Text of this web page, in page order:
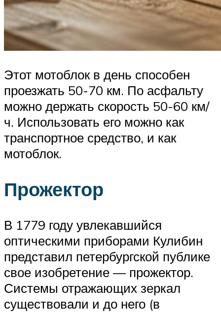
Этот мотоблок в день способен
проезжать 50-70 км. По асфальту
можно держать скорость 50-60 км/
ч. Использовать его можно как
транспортное средство, и как
мотоблок.
Прожектор
В 1779 году увлекавшийся
оптическими приборами Кулибин
представил петербургской публике
свое изобретение — прожектор.
Системы отражающих зеркал
существовали и до него (в